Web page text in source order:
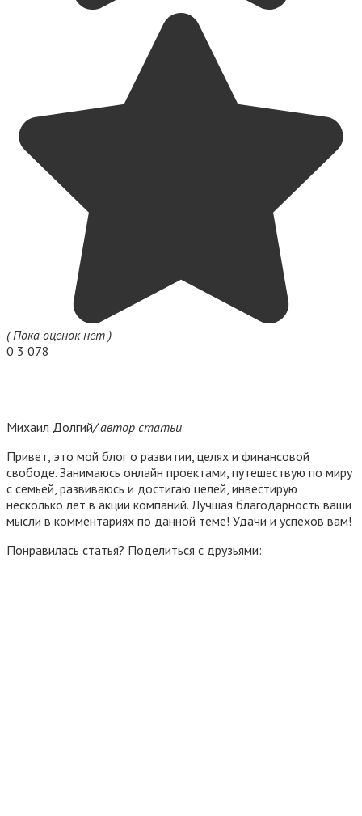
( Пока оценок нет )
0 3 078
Михаил Долгий/ автор статьи
Привет, это мой блог о развитии, целях и финансовой
свободе. Занимаюсь онлайн проектами, путешествую по миру
с семьей, развиваюсь и достигаю целей, инвестирую
несколько лет в акции компаний. Лучшая благодарность ваши
мысли в комментариях по данной теме! Удачи и успехов вам!
Понравилась статья? Поделиться с друзьями: